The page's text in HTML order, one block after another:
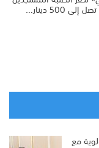
500 دينار…
مع